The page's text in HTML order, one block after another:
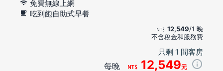
免費無線上網
吃到飽自助式早餐
12,549/1 晚
不含稅金和服務費
只剩 1 間客房
每晚 12,549元